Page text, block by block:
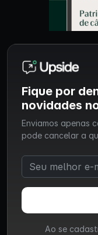
Fique por
novidades
Enviamos apenas
pode cancelar a
Ao se